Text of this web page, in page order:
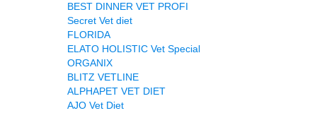
BEST DINNER VET PROFI
Secret Vet diet
FLORIDA
ELATO HOLISTIC Vet Special
ORGANIX
BLITZ VETLINE
ALPHAPET VET DIET
AJO Vet Diet